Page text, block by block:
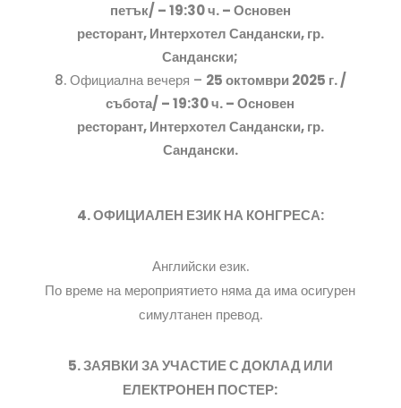
петък/ – 19:30 ч. – Основен
ресторант, Интерхотел Сандански, гр.
Сандански;
Официална вечеря – 25 октомври 2025 г. /
събота/ – 19:30 ч. – Основен
ресторант, Интерхотел Сандански, гр.
Сандански.
4. ОФИЦИАЛЕН ЕЗИК НА КОНГРЕСА:
Английски език.
По време на мероприятието няма да има осигурен
симултанен превод.
5. ЗАЯВКИ ЗА УЧАСТИЕ С ДОКЛАД ИЛИ
ЕЛЕКТРОНЕН ПОСТЕР: